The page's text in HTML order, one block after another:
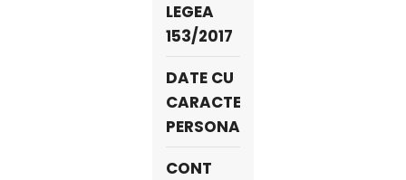
LEGEA
153/2017
DATE CU
CARACTER
PERSONAL
CONT